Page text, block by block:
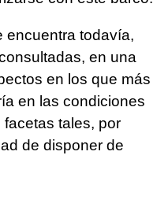
encuentra todavía,
en una
en los que más
en las condiciones
tales, por
de disponer de